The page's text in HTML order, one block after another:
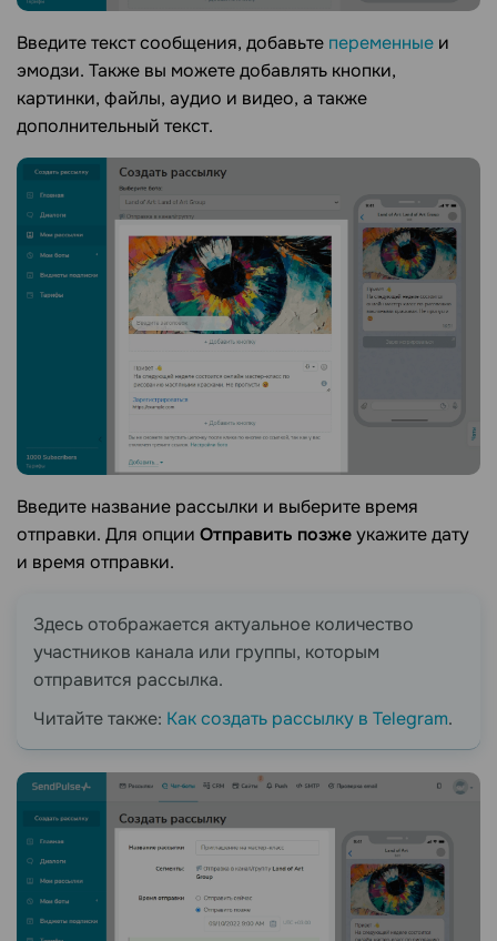
Введите текст сообщения, добавьте переменные и
эмодзи. Также вы можете добавлять кнопки,
картинки, файлы, аудио и видео, а также
дополнительный текст.
Введите название рассылки и выберите время
отправки. Для опции Отправить позжеукажите дату
и время отправки.
Здесь отображается актуальное количество
участников канала или группы, которым
отправится рассылка.
Читайте также: Как создать рассылку в Telegram.